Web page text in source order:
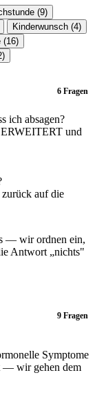
(9)
Kinderwunsch (4)
(16)
6 Fragen
ich absagen?
und
auf die
— wir ordnen ein,
Antwort „nichts"
9 Fragen
Symptome
— wir gehen dem